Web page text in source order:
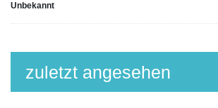
Unbekannt
zuletzt angesehen